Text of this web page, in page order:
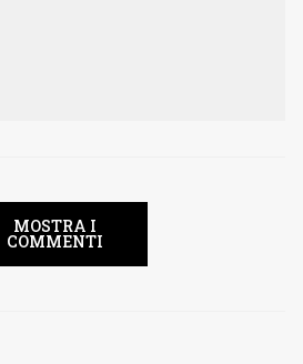
MOSTRA I
COMMENTI